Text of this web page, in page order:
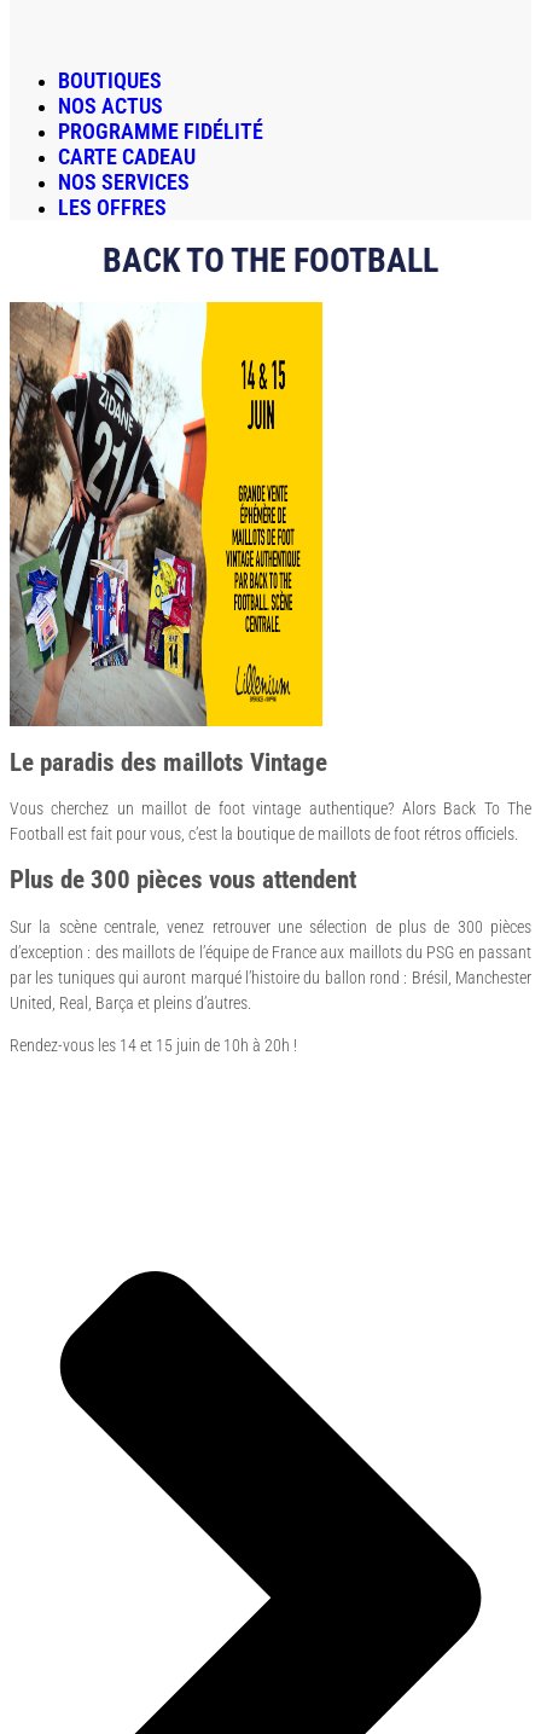
BOUTIQUES
NOS ACTUS
PROGRAMME FIDÉLITÉ
CARTE CADEAU
NOS SERVICES
LES OFFRES
BACK TO THE FOOTBALL
Le paradis des maillots Vintage
Vous cherchez un maillot de foot vintage authentique? Alors Back To The
Football est fait pour vous, c’est la boutique de maillots de foot rétros officiels.
Plus de 300 pièces vous attendent
Sur la scène centrale, venez retrouver une sélection de plus de 300 pièces
d’exception : des maillots de l’équipe de France aux maillots du PSG en passant
par les tuniques qui auront marqué l’histoire du ballon rond : Brésil, Manchester
United, Real, Barça et pleins d’autres.
Rendez-vous les 14 et 15 juin de 10h à 20h !